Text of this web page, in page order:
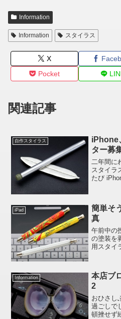
Information
Information スタイラス
X
Pocket
関連記事
自作スタイラス
iPhone
ター募
二年間に
スタイラ
たび
iPad
簡単そ
真
午前中の
の塗装を
用スタイ
いるの
Information
本店ブ
2
おひさし
過ごしで
頓挫せず